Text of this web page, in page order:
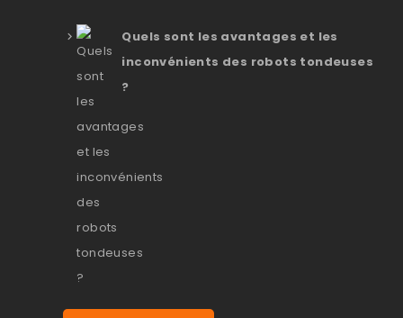
Quels sont les avantages et les
inconvénients des robots tondeuses
?